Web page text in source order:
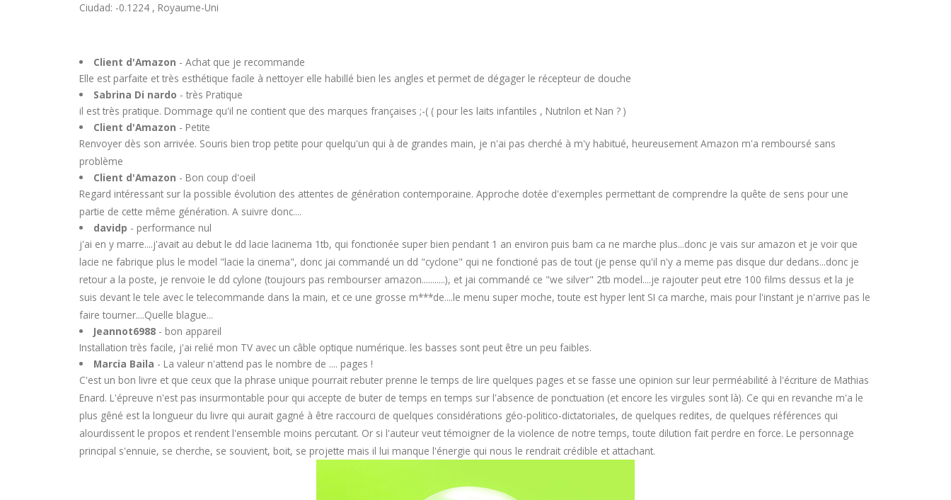
Ciudad: -0.1224 , Royaume-Uni
Client d'Amazon - Achat que je recommande
Elle est parfaite et très esthétique facile à nettoyer elle habillé bien les angles et permet de dégager le récepteur de douche
Sabrina Di nardo - très Pratique
il est très pratique. Dommage qu'il ne contient que des marques françaises ;-( ( pour les laits infantiles , Nutrilon et Nan ? )
Client d'Amazon - Petite
Renvoyer dès son arrivée. Souris bien trop petite pour quelqu'un qui à de grandes main, je n'ai pas cherché à m'y habitué, heureusement Amazon m'a remboursé sans
problème
Client d'Amazon - Bon coup d'oeil
Regard intéressant sur la possible évolution des attentes de génération contemporaine. Approche dotée d'exemples permettant de comprendre la quête de sens pour une
partie de cette même génération. A suivre donc....
davidp - performance nul
j'ai en y marre....j'avait au debut le dd lacie lacinema 1tb, qui fonctionée super bien pendant 1 an environ puis bam ca ne marche plus...donc je vais sur amazon et je voir que
lacie ne fabrique plus le model "lacie la cinema", donc jai commandé un dd "cyclone" qui ne fonctioné pas de tout (je pense qu'il n'y a meme pas disque dur dedans...donc je
retour a la poste, je renvoie le dd cylone (toujours pas rembourser amazon...........), et jai commandé ce "we silver" 2tb model....je rajouter peut etre 100 films dessus et la je
suis devant le tele avec le telecommande dans la main, et ce une grosse m***de....le menu super moche, toute est hyper lent SI ca marche, mais pour l'instant je n'arrive pas le
faire tourner....Quelle blague...
Jeannot6988- bon appareil
Installation très facile, j'ai relié mon TV avec un câble optique numérique. les basses sont peut être un peu faibles.
Marcia Baila - La valeur n'attend pas le nombre de .... pages !
C'est un bon livre et que ceux que la phrase unique pourrait rebuter prenne le temps de lire quelques pages et se fasse une opinion sur leur perméabilité à l'écriture de Mathias
Enard. L'épreuve n'est pas insurmontable pour qui accepte de buter de temps en temps sur l'absence de ponctuation (et encore les virgules sont là). Ce qui en revanche m'a le
plus gêné est la longueur du livre qui aurait gagné à être raccourci de quelques considérations géo-politico-dictatoriales, de quelques redites, de quelques références qui
alourdissent le propos et rendent l'ensemble moins percutant. Or si l'auteur veut témoigner de la violence de notre temps, toute dilution fait perdre en force. Le personnage
principal s'ennuie, se cherche, se souvient, boit, se projette mais il lui manque l'énergie qui nous le rendrait crédible et attachant.